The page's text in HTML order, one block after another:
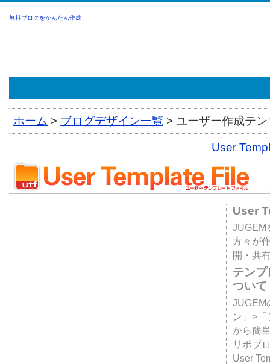
無料ブログをかんたん作成
ホーム > ブログデザイン一覧 > ユーザー作成テ
User
User
JUGEM
方々が
開・共
テン
ついて
JUGEM
ン」>
から簡
リポブ
User